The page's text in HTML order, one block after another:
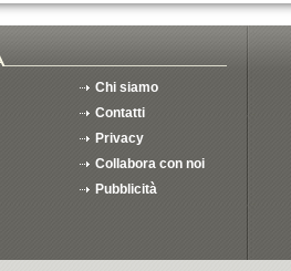
Chi siamo
Contatti
Privacy
Collabora con noi
Pubblicità